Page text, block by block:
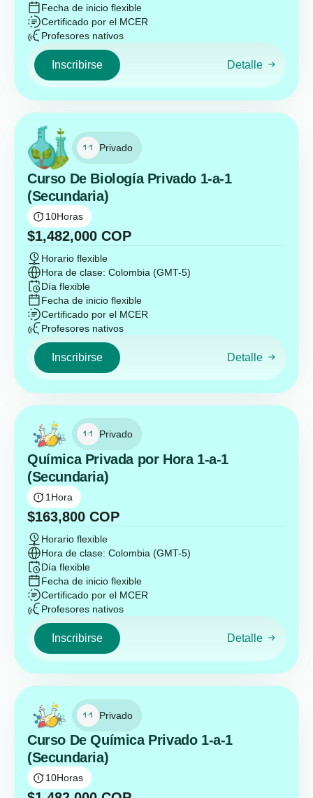
Fecha de inicio flexible
Certificado por el MCER
Profesores nativos
Inscribirse Detalle
Privado
Curso De Biología Privado 1-a-1
(Secundaria)
10Horas
$1,482,000 COP
Horario flexible
Hora de clase: Colombia (GMT-5)
Día flexible
Fecha de inicio flexible
Certificado por el MCER
Profesores nativos
Inscribirse Detalle
Privado
Química Privada por Hora 1-a-1
(Secundaria)
1 Hora
$163,800 COP
Horario flexible
Hora de clase: Colombia (GMT-5)
Día flexible
Fecha de inicio flexible
Certificado por el MCER
Profesores nativos
Inscribirse Detalle
Privado
Curso De Química Privado 1-a-1
(Secundaria)
10Horas